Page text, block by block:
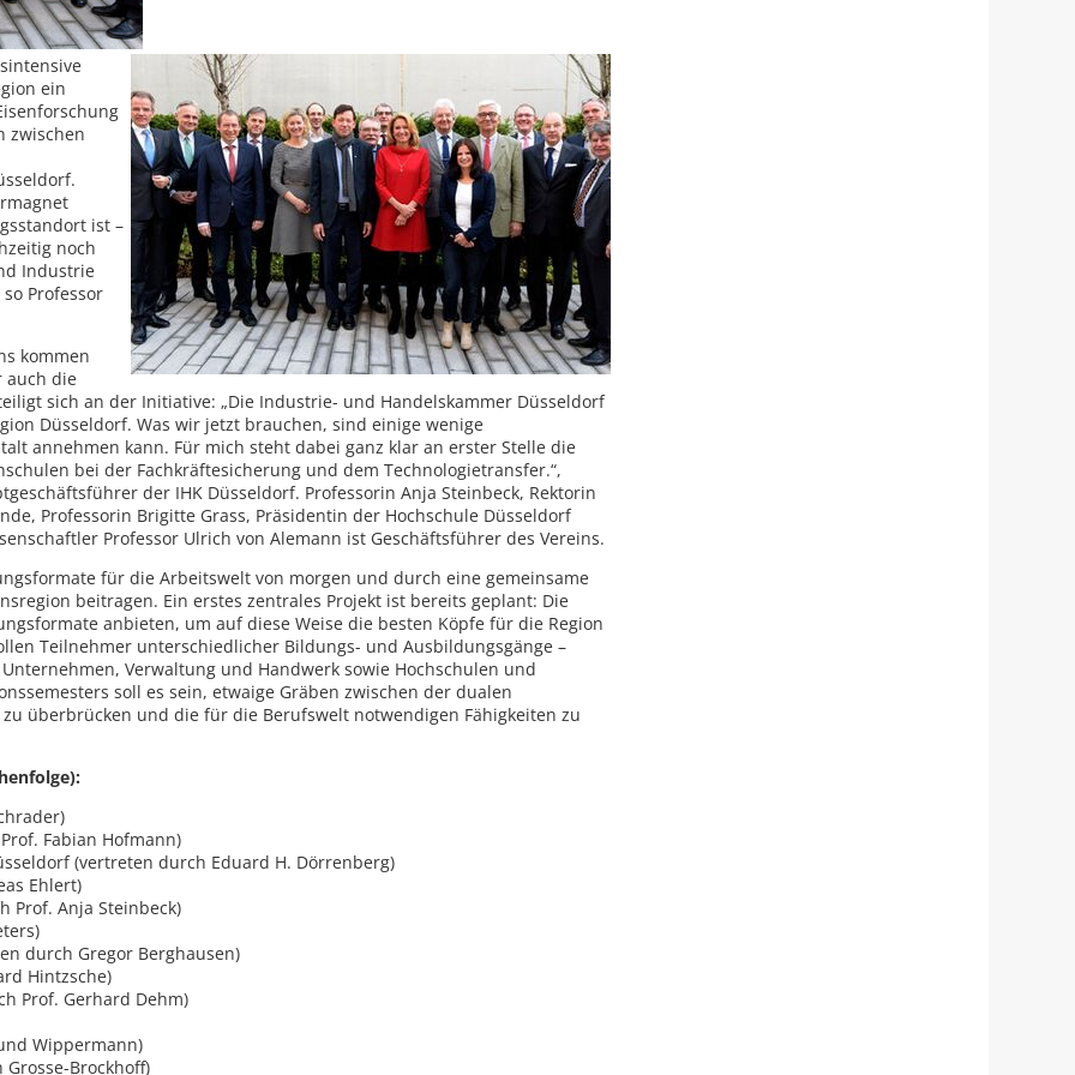
ein
zwischen
ist –
noch
Industrie
Professor
kommen
auch die
sich an der Initiative: „Die Industrie- und Handelskammer Düsseldorf
Düsseldorf. Was wir jetzt brauchen, sind einige wenige
annehmen kann. Für mich steht dabei ganz klar an erster Stelle die
bei der Fachkräftesicherung und dem Technologietransfer.“,
der IHK Düsseldorf. Professorin Anja Steinbeck, Rektorin
Professorin Brigitte Grass, Präsidentin der Hochschule Düsseldorf
Professor Ulrich von Alemann ist Geschäftsführer des Vereins.
für die Arbeitswelt von morgen und durch eine gemeinsame
beitragen. Ein erstes zentrales Projekt ist bereits geplant: Die
anbieten, um auf diese Weise die besten Köpfe für die Region
Teilnehmer unterschiedlicher Bildungs- und Ausbildungsgänge –
Verwaltung und Handwerk sowie Hochschulen und
soll es sein, etwaige Gräben zwischen der dualen
überbrücken und die für die Berufswelt notwendigen Fähigkeiten zu
Fabian Hofmann)
(vertreten durch Eduard H. Dörrenberg)
Ehlert)
Prof. Anja Steinbeck)
durch Gregor Berghausen)
Hintzsche)
Prof. Gerhard Dehm)
Wippermann)
Brockhoff)